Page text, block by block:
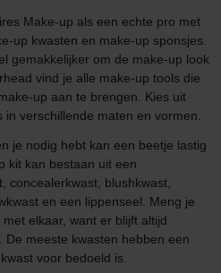
Make-up als een echte pro met
up kwasten en make-up sponsjes.
gemakkelijker om de make-up look
vind je alle make-up tools die
up aan te brengen. Kies uit
verschillende maten en vormen.
je nodig hebt kan een beetje lastig
kit kan bestaan uit een
concealerkwast, blushkwast,
en een lippenseel. Meng je
elkaar, want er blijft altijd
meeste kwasten hebben een
voor bedoeld is.